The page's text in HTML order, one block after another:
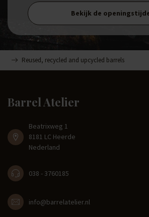
Bekijk de
Reused, recycled and upcycled barrels
Barrel Atelier
Beatrixweg 1
8181 LC Heerde
Nederland
038 - 3760185
info@barrelatelier.nl